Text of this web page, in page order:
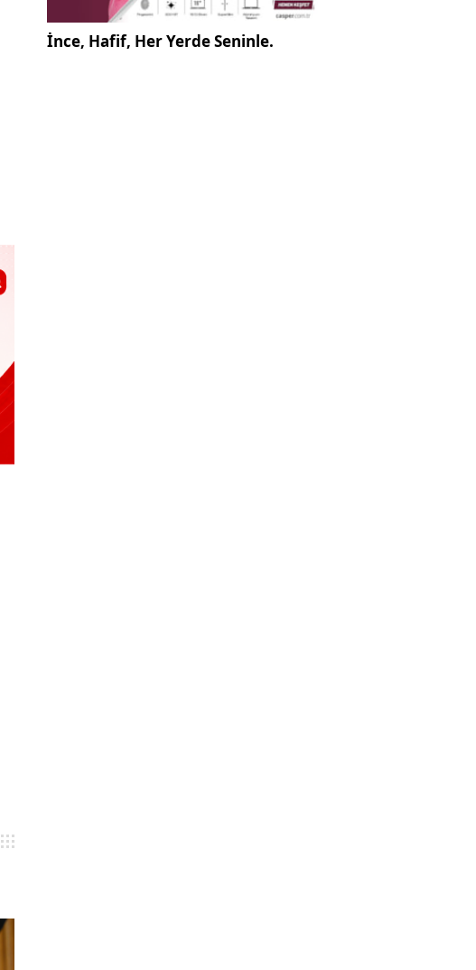
İnce, Hafif, Her Yerde Seninle.